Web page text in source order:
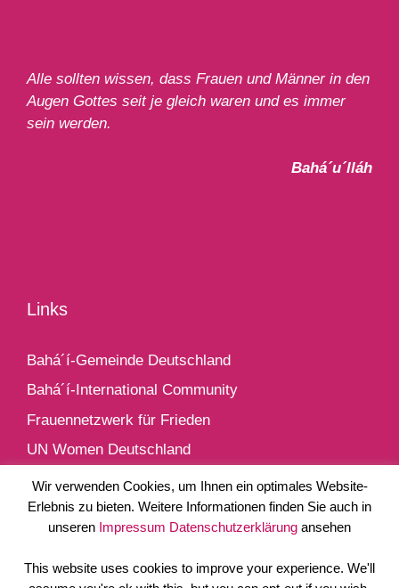
Alle sollten wissen, dass Frauen und Männer in den
Augen Gottes seit je gleich waren und es immer
sein werden.
Bahá´u´lláh
Links
Bahá´í-Gemeinde Deutschland
Bahá´í-International Community
Frauennetzwerk für Frieden
UN Women Deutschland
perspektivenwechsel-blog
Impressum / Datenschutz
Wir verwenden Cookies, um Ihnen ein optimales Website-
Erlebnis zu bieten. Weitere Informationen finden Sie auch in
unseren Impressum Datenschutzerklärung ansehen
This website uses cookies to improve your experience. We'll